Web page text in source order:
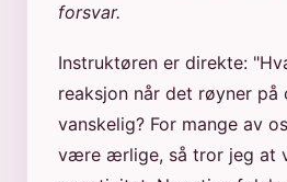
forsvar.
Instruktøren er direkte:
reaksjon når det røyner
vanskelig? For mange av
være ærlige, så tror jeg at